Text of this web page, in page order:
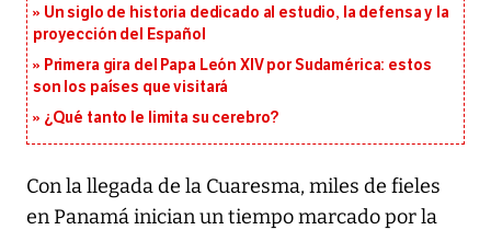
Un siglo de historia dedicado al estudio, la defensa y la
proyección del Español
Primera gira del Papa León XIV por Sudamérica: estos
son los países que visitará
¿Qué tanto le limita su cerebro?
Con la llegada de la Cuaresma, miles de fieles
en Panamá inician un tiempo marcado por la